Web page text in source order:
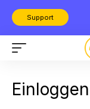
Support
Einloggen